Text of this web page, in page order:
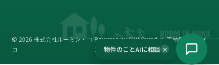
© 2026 株式会社ルーミン・コ
コ
Powered by SYN Ownd × 不動産プラグイ
ン
物件のことAIに相談×